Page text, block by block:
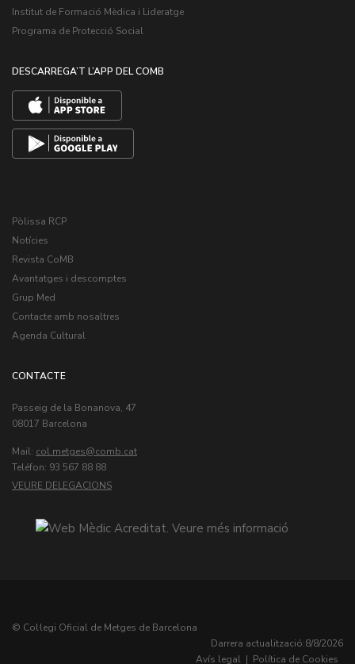
Institut de Formació Mèdica i Lideratge
Programa de Protecció Social
DESCARREGA’T L’APP DEL COMB
Pòlissa RCP
Notícies
Revista CoMB
Avantatges i descomptes
Grup Med
Contacte amb nosaltres
Agenda Cultural
CONTACTE
Passeig de la Bonanova, 47
08017 Barcelona
Mail: col.metges
Teléfon: 93 567 88 88
VEURE DELEGACIONS
© Col·legi Oficial de Metges de Barcelona
Darrera actualització:8/8/2026
Avís legal | Política de Cookies